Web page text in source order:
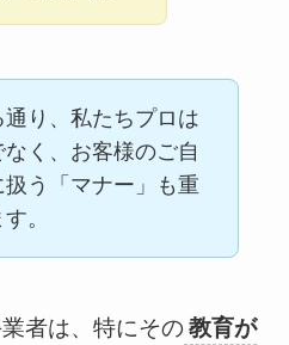
通り、私たちプロは
く、お客様のご自
う「マナー」も重
。
者は、特にその教育が